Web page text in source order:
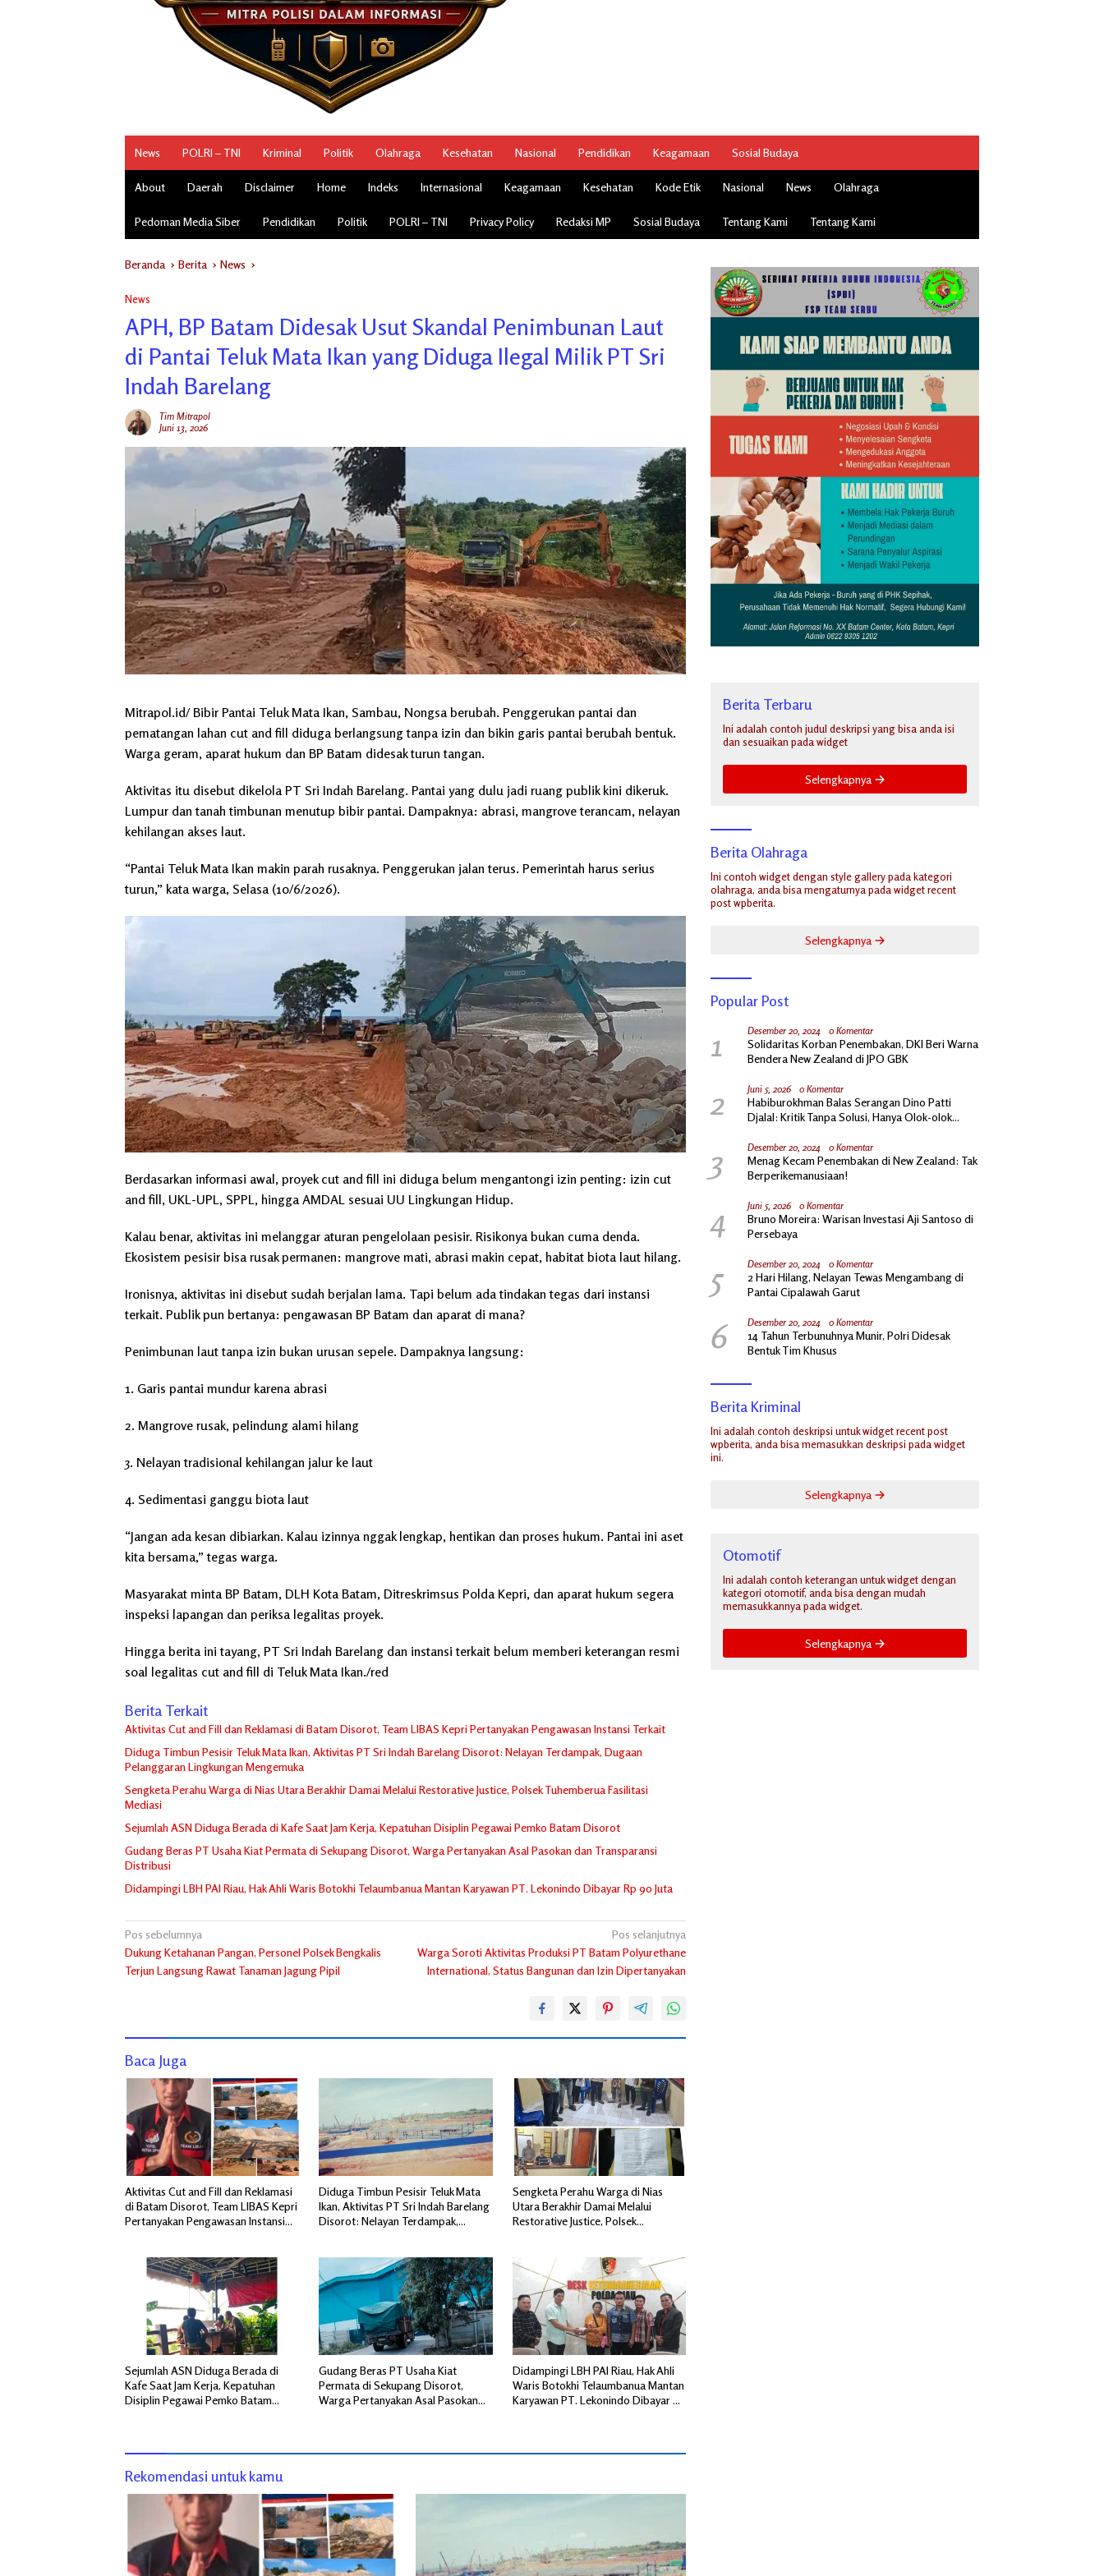
News POLRI – TNI Kriminal Politik Olahraga Kesehatan Nasional Pendidikan Keagamaan Sosial Budaya
About Daerah Disclaimer Home Indeks Internasional Keagamaan Kesehatan Kode Etik Nasional News Olahraga
Pedoman Media Siber Pendidikan Politik POLRI – TNI Privacy Policy Redaksi MP Sosial Budaya Tentang Kami Tentang Kami
Beranda Berita News
News
APH, BP Batam Didesak Usut Skandal Penimbunan Laut
di Pantai Teluk Mata Ikan yang Diduga Ilegal Milik PT Sri
Indah Barelang
Tim Mitrapol
Juni 13, 2026
Mitrapol.id/ Bibir Pantai Teluk Mata Ikan, Sambau, Nongsa berubah. Penggerukan pantai dan
pematangan lahan cut and fill diduga berlangsung tanpa izin dan bikin garis pantai berubah bentuk.
Warga geram, aparat hukum dan BP Batam didesak turun tangan.
Aktivitas itu disebut dikelola PT Sri Indah Barelang. Pantai yang dulu jadi ruang publik kini dikeruk.
Lumpur dan tanah timbunan menutup bibir pantai. Dampaknya: abrasi, mangrove terancam, nelayan
kehilangan akses laut.
“Pantai Teluk Mata Ikan makin parah rusaknya. Penggerukan jalan terus. Pemerintah harus serius
turun,” kata warga, Selasa (10/6/2026).
Berdasarkan informasi awal, proyek cut and fill ini diduga belum mengantongi izin penting: izin cut
and fill, UKL-UPL, SPPL, hingga AMDAL sesuai UU Lingkungan Hidup.
Kalau benar, aktivitas ini melanggar aturan pengelolaan pesisir. Risikonya bukan cuma denda.
Ekosistem pesisir bisa rusak permanen: mangrove mati, abrasi makin cepat, habitat biota laut hilang.
Ironisnya, aktivitas ini disebut sudah berjalan lama. Tapi belum ada tindakan tegas dari instansi
terkait. Publik pun bertanya: pengawasan BP Batam dan aparat di mana?
Penimbunan laut tanpa izin bukan urusan sepele. Dampaknya langsung:
1. Garis pantai mundur karena abrasi
2. Mangrove rusak, pelindung alami hilang
3. Nelayan tradisional kehilangan jalur ke laut
4. Sedimentasi ganggu biota laut
“Jangan ada kesan dibiarkan. Kalau izinnya nggak lengkap, hentikan dan proses hukum. Pantai ini aset
kita bersama,” tegas warga.
Masyarakat minta BP Batam, DLH Kota Batam, Ditreskrimsus Polda Kepri, dan aparat hukum segera
inspeksi lapangan dan periksa legalitas proyek.
Hingga berita ini tayang, PT Sri Indah Barelang dan instansi terkait belum memberi keterangan resmi
soal legalitas cut and fill di Teluk Mata Ikan./red
Berita Terkait
Aktivitas Cut and Fill dan Reklamasi di Batam Disorot, Team LIBAS Kepri Pertanyakan Pengawasan Instansi Terkait
Diduga Timbun Pesisir Teluk Mata Ikan, Aktivitas PT Sri Indah Barelang Disorot: Nelayan Terdampak, Dugaan
Pelanggaran Lingkungan Mengemuka
Sengketa Perahu Warga di Nias Utara Berakhir Damai Melalui Restorative Justice, Polsek Tuhemberua Fasilitasi
Mediasi
Sejumlah ASN Diduga Berada di Kafe Saat Jam Kerja, Kepatuhan Disiplin Pegawai Pemko Batam Disorot
Gudang Beras PT Usaha Kiat Permata di Sekupang Disorot, Warga Pertanyakan Asal Pasokan dan Transparansi
Distribusi
Didampingi LBH PAI Riau, Hak Ahli Waris Botokhi Telaumbanua Mantan Karyawan PT. Lekonindo Dibayar Rp 90 Juta
Navigasi
pos
Pos sebelumnya
Dukung Ketahanan Pangan, Personel Polsek Bengkalis
Terjun Langsung Rawat Tanaman Jagung Pipil
Pos selanjutnya
Warga Soroti Aktivitas Produksi PT Batam Polyurethane
International, Status Bangunan dan Izin Dipertanyakan
Baca Juga
Aktivitas Cut and Fill dan Reklamasi
di Batam Disorot, Team LIBAS Kepri
Pertanyakan Pengawasan Instansi
Diduga Timbun Pesisir Teluk Mata
Ikan, Aktivitas PT Sri Indah Barelang
Disorot: Nelayan Terdampak,
Sengketa Perahu Warga di Nias
Utara Berakhir Damai Melalui
Restorative Justice, Polsek
Sejumlah ASN Diduga Berada di
Kafe Saat Jam Kerja, Kepatuhan
Disiplin Pegawai Pemko Batam
Gudang Beras PT Usaha Kiat
Permata di Sekupang Disorot,
Warga Pertanyakan Asal Pasokan
Didampingi LBH PAI Riau, Hak Ahli
Waris Botokhi Telaumbanua Mantan
Karyawan PT. Lekonindo Dibayar Rp
Rekomendasi untuk kamu
Berita Terbaru
Ini adalah contoh judul deskripsi yang bisa anda isi
dan sesuaikan pada widget
Selengkapnya
Berita Olahraga
Ini contoh widget dengan style gallery pada kategori
olahraga, anda bisa mengaturnya pada widget recent
post wpberita.
Selengkapnya
Popular Post
1 Desember 20, 2024 0 Komentar
Solidaritas Korban Penembakan, DKI Beri Warna
Bendera New Zealand di JPO GBK
2 Juni 5, 2026 0 Komentar
Habiburokhman Balas Serangan Dino Patti
Djalal: Kritik Tanpa Solusi, Hanya Olok-olok
3 Desember 20, 2024 0 Komentar
Menag Kecam Penembakan di New Zealand: Tak
Berperikemanusiaan!
4 Juni 5, 2026 0 Komentar
Bruno Moreira: Warisan Investasi Aji Santoso di
Persebaya
5 Desember 20, 2024 0 Komentar
2 Hari Hilang, Nelayan Tewas Mengambang di
Pantai Cipalawah Garut
6 Desember 20, 2024 0 Komentar
14 Tahun Terbunuhnya Munir, Polri Didesak
Bentuk Tim Khusus
Berita Kriminal
Ini adalah contoh deskripsi untuk widget recent post
wpberita, anda bisa memasukkan deskripsi pada widget
ini.
Selengkapnya
Otomotif
Ini adalah contoh keterangan untuk widget dengan
kategori otomotif, anda bisa dengan mudah
memasukkannya pada widget.
Selengkapnya